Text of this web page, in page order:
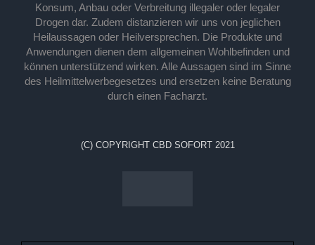
Konsum, Anbau oder Verbreitung illegaler oder legaler
Drogen dar. Zudem distanzieren wir uns von jeglichen
Heilaussagen oder Heilversprechen. Die Produkte und
Anwendungen dienen dem allgemeinen Wohlbefinden und
können unterstützend wirken. Alle Aussagen sind im Sinne
des Heilmittelwerbegesetzes und ersetzen keine Beratung
durch einen Facharzt.
(C) COPYRIGHT CBD SOFORT 2021